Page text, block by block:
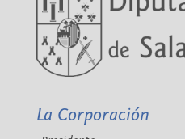
La Corporación